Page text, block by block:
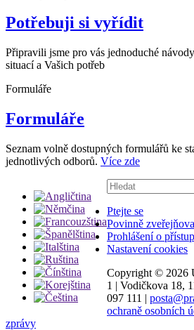
Potřebuji si vyřídit
Připravili jsme pro vás jednoduché
situací a Vašich potřeb
Formuláře
Formuláře
Seznam volně dostupných formulářů ke
jednotlivých odborů. Více zde
Vyhledávání:
Ptejte se
Povinně
Prohlášení o
Nastavení cookies
Copyright © 2026
1 | Vodičkova 18,
097 111 |
ochraně osobních
zprávy